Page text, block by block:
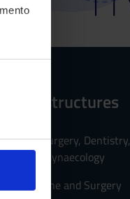
structures
of Surgery, Dentistry,
and Gynaecology
of Medicine and Surgery